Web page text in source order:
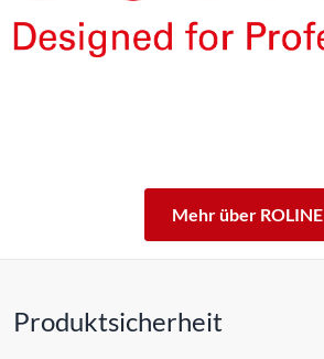
Mehr über ROLINE
Produktsicherheit